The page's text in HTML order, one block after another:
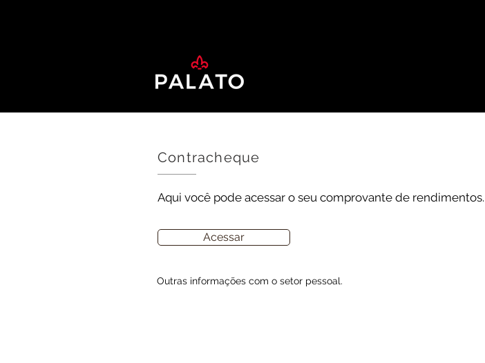
Contracheque
Aqui você pode acessar o seu comprovante de rendimentos.
Acessar
Outras informações com o setor pessoal.